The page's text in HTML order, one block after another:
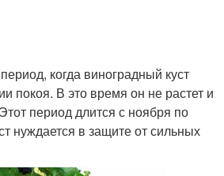
когда виноградный куст
покоя. В это время он не растет и
период длится с ноября по
нуждается в защите от сильных